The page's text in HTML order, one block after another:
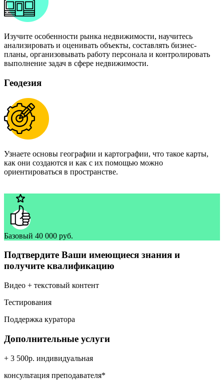
Изучите особенности рынка недвижимости, научитесь
анализировать и оценивать объекты, составлять бизнес-
планы, организовывать работу персонала и контролировать
выполнение задач в сфере недвижимости.
Геодезия
Узнаете основы географии и картографии, что такое карты,
как они создаются и как с их помощью можно
ориентироваться в пространстве.
Базовый 40 000 руб.
Подтвердите Ваши имеющиеся знания и
получите квалификацию
Видео + текстовый контент
Тестирования
Поддержка куратора
Дополнительные услуги
+ 3 500р. индивидуальная
консультация преподавателя*